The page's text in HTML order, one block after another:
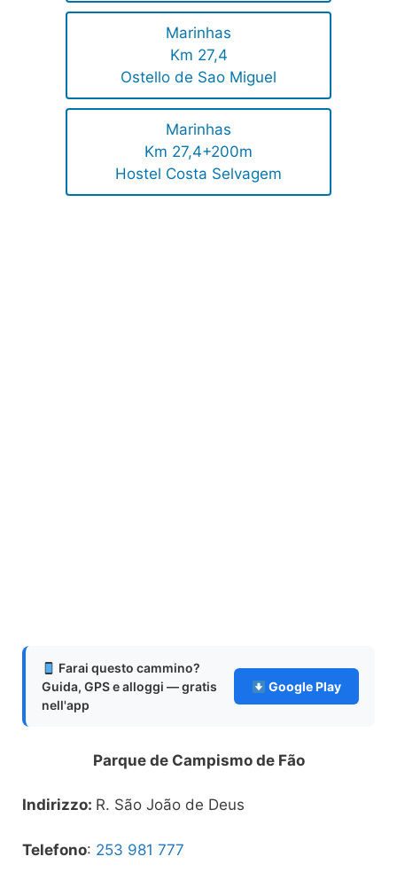
Marinhas
Km 27,4
Ostello de Sao Miguel
Marinhas
Km 27,4+200m
Hostel Costa Selvagem
Farai questo cammino?
Guida, GPS e alloggi — gratis
nell'app
Google Play
Parque de Campismo de Fão
Indirizzo: R. São João de Deus
Telefono: 253 981 777